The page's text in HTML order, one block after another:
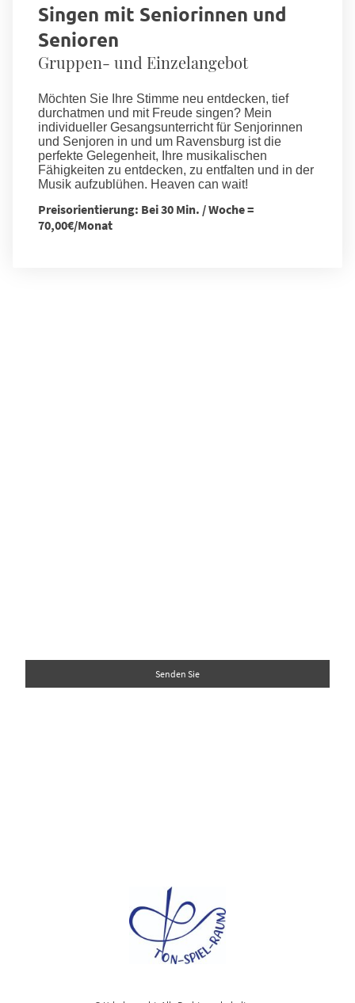
Singen mit Seniorinnen und
Senioren
Gruppen- und Einzelangebot
Möchten Sie Ihre Stimme neu entdecken, tief
durchatmen und mit Freude singen? Mein
individueller Gesangsunterricht für Senjorinnen
und Senjoren in und um Ravensburg ist die
perfekte Gelegenheit, Ihre musikalischen
Fähigkeiten zu entdecken, zu entfalten und in der
Musik aufzublühen. Heaven can wait!
Preisorientierung: Bei 30 Min. / Woche =
70,00€/Monat
Senden Sie